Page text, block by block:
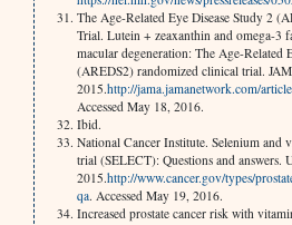
The Age-Related Eye Disease Study 2
Trial. Lutein + zeaxanthin and omega-3
macular degeneration: The Age-Related
(AREDS2) randomized clinical trial.
2015.http://jama.jamanetwork.com/
Accessed May 18, 2016.
Ibid.
National Cancer Institute. Selenium and
trial (SELECT): Questions and answers.
2015.http://www.cancer.gov/types/
qa. Accessed May 19, 2016.
Increased prostate cancer risk with